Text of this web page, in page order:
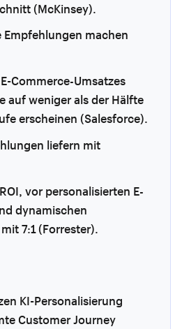
(McKinsey).
Empfehlungen machen
Commerce-Umsatzes
auf weniger als der Hälfte
erscheinen (Salesforce).
liefern mit
vor personalisierten E-
dynamischen
7:1 (Forrester).
KI-Personalisierung
Customer Journey